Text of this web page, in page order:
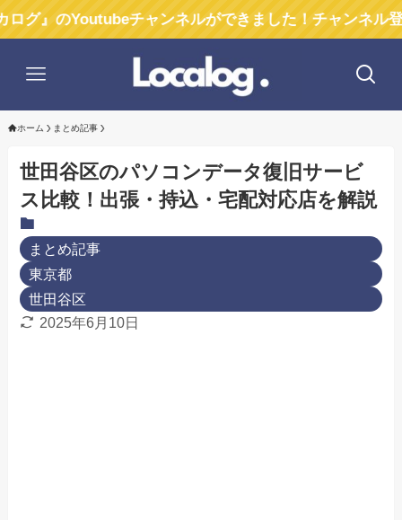
チャンネルができました！チャンネル登録お願い
ホーム まとめ記事
世田谷区のパソコンデータ復旧サービ
ス比較！出張・持込・宅配対応店を解説
まとめ記事
東京都
世田谷区
2025年6月10日